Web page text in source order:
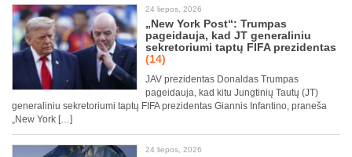
24 liepos, 2026
„New York Post“: Trumpas
pageidauja, kad JT generaliniu
sekretoriumi taptų FIFA prezidentas
(14)
JAV prezidentas Donaldas Trumpas
pageidauja, kad kitu Jungtinių Tautų (JT)
generaliniu sekretoriumi taptų FIFA prezidentas Giannis Infantino, praneša
„New York […]
24 liepos, 2026